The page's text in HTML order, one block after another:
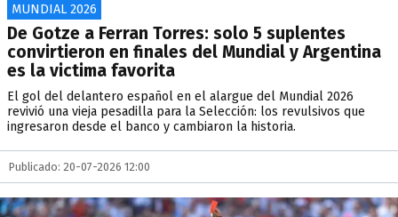
MUNDIAL 2026
De Gotze a Ferran Torres: solo 5 suplentes
convirtieron en finales del Mundial y Argentina
es la victima favorita
El gol del delantero español en el alargue del Mundial 2026
revivió una vieja pesadilla para la Selección: los revulsivos que
ingresaron desde el banco y cambiaron la historia.
Publicado: 20-07-2026 12:00